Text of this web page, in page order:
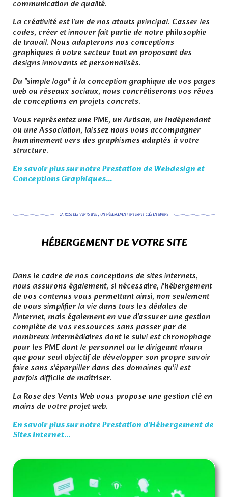
communication de qualité.
La créativité est l'un de nos atouts principal. Casser les
codes, créer et innover fait partie de notre philosophie
de travail. Nous adapterons nos conceptions
graphiques à votre secteur tout en proposant des
designs innovants et personnalisés.
Du "simple logo" à la conception graphique de vos pages
web ou réseaux sociaux, nous concrétiserons vos rêves
de conceptions en projets concrets.
Vous représentez une PME, un Artisan, un Indépendant
ou une Association, laissez nous vous accompagner
humainement vers des graphismes adaptés à votre
structure.
En savoir plus sur notre Prestation de Webdesign et
Conceptions Graphiques...
LA ROSE DES VENTS WEB , UN HÉBERGEMENT INTERNET CLÉS EN MAINS
HÉBERGEMENT DE VOTRE SITE
Dans le cadre de nos conceptions de sites internets,
nous assurons également, si nécessaire, l'hébergement
de vos contenus vous permettant ainsi, non seulement
de vous simplifier la vie dans tous les dédales de
l'internet, mais également en vue d'assurer une gestion
complète de vos ressources sans passer par de
nombreux intermédiaires dont le suivi est chronophage
pour les PME dont le personnel ou le dirigeant n'aura
que pour seul objectif de développer son propre savoir
faire sans s'éparpiller dans des domaines qu'il est
parfois difficile de maîtriser.
La Rose des Vents Web vous propose une gestion clé en
mains de votre projet web.
En savoir plus sur notre Prestation d'Hébergement de
Sites Internet...